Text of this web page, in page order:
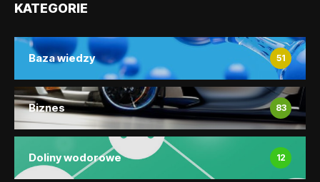
KATEGORIE
Baza wiedzy 51
Biznes 83
Doliny wodorowe 12